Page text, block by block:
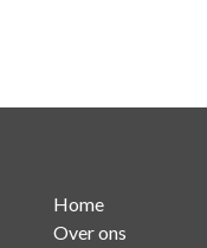
Home
Over ons